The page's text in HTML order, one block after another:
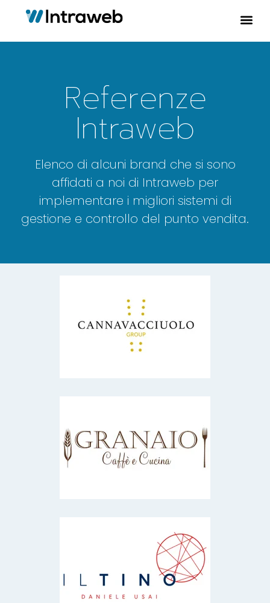
Referenze
Intraweb
Elenco di alcuni brand che si sono
affidati a noi di Intraweb per
implementare i migliori sistemi di
gestione e controllo del punto vendita.